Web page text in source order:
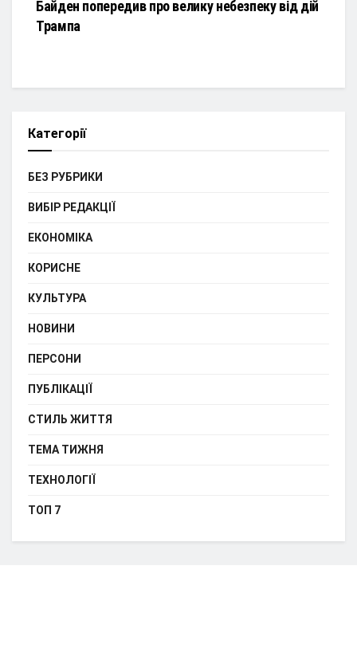
Байден попередив про велику небезпеку від дій
Трампа
Категорії
БЕЗ РУБРИКИ
ВИБІР РЕДАКЦІЇ
ЕКОНОМІКА
КОРИСНЕ
КУЛЬТУРА
НОВИНИ
ПЕРСОНИ
ПУБЛІКАЦІЇ
СТИЛЬ ЖИТТЯ
ТЕМА ТИЖНЯ
ТЕХНОЛОГІЇ
ТОП 7